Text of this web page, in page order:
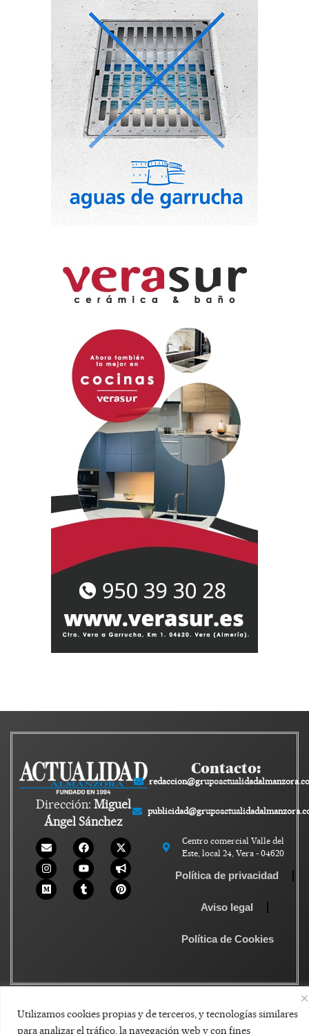
Utilizamos cookies propias y de terceros, y tecnologías similares
para analizar el tráfico, la navegación web y con fines
Dirección: Miguel
Ángel Sánchez
Contacto:
Centro comercial Valle del
Este, local 24, Vera - 04620
Política de privacidad
Aviso legal
Política de Cookies